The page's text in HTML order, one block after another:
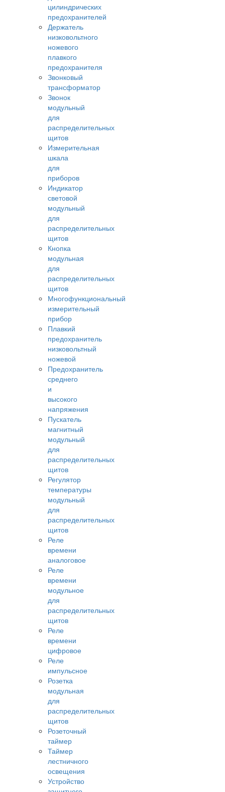
цилиндрических
предохранителей
Держатель
низковольтного
ножевого
плавкого
предохранителя
Звонковый
трансформатор
Звонок
модульный
для
распределительных
щитов
Измерительная
шкала
для
приборов
Индикатор
световой
модульный
для
распределительных
щитов
Кнопка
модульная
для
распределительных
щитов
Многофункциональный
измерительный
прибор
Плавкий
предохранитель
низковольтный
ножевой
Предохранитель
среднего
и
высокого
напряжения
Пускатель
магнитный
модульный
для
распределительных
щитов
Регулятор
температуры
модульный
для
распределительных
щитов
Реле
времени
аналоговое
Реле
времени
модульное
для
распределительных
щитов
Реле
времени
цифровое
Реле
импульсное
Розетка
модульная
для
распределительных
щитов
Розеточный
таймер
Таймер
лестничного
освещения
Устройство